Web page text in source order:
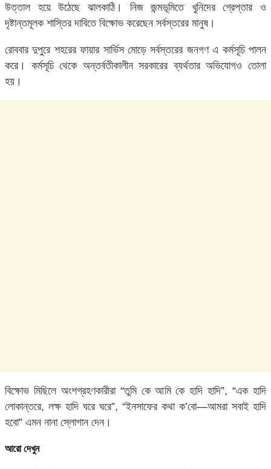
উত্তাল হয়ে উঠেছে ঝালকাঠি। নিজ জন্মভূমিতে খুনিদের গ্রেপ্তার ও
দৃষ্টান্তমূলক শাস্তির দাবিতে বিক্ষোভ করেছেন সর্বস্তরের মানুষ।
রোববার দুপুরে শহরের ফায়ার সার্ভিস মোড়ে সর্বস্তরের জনগণ এ কর্মসূচি পালন
করে। কর্মসূচি থেকে অন্তর্বতীকালীন সরকারের ব্যর্থতার অভিযোগও তোলা
হয়।
বিক্ষোভ মিছিলে অংশগ্রহণকারীরা “তুমি কে আমি কে হাদি হাদি”, “এক হাদি
লোকান্তরে, লক্ষ হাদি ঘরে ঘরে”, “ইনসাফের কথা ক’বো—আমরা সবাই হাদি
হবো” এমন নানা স্লোগান দেন।
আরো দেখুন